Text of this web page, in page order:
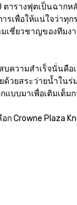
รางฟุตเป็นฉา
พื่อให้แน่ใจว่า
เชี่ยวชาญของที
ความสำเร็จนั่น
วยสระว่ายน้ำ
แบบมาเพื่อเติมเ
Plaza